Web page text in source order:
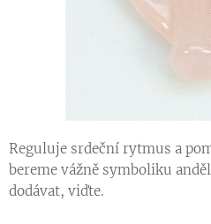
Reguluje srdeční rytmus a
bereme vážně symboliku
dodávat, viďte.